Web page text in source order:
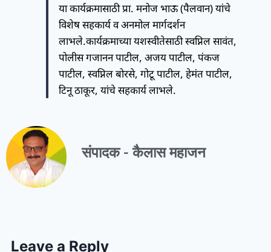
या कार्यक्रमासाठी प्रा. मनोज भाऊ (पैलवान) यांचे
विशेष सहकार्य व अनमोल मार्गदर्शन
लाभले.कार्यक्रमाच्या यशस्वीतेसाठी स्वप्निल सावंत,
पोलीस गजानन पाटील, अजय पाटील, पंकज
पाटील, स्वप्निल बोरसे, गोटू पाटील, हेमंत पाटील,
टिनू ठाकूर, यांचे सहकार्य लाभले.
संपादक - कैलास महाजन
Leave a Reply